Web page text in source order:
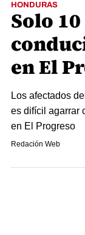
HONDURAS
Solo
en El
Los afectados
es difícil agarrar
en El Progreso
Redación Web